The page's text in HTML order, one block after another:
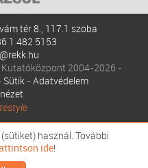
tér 8., 117.1 szoba
1 482 5153
2004-2026 -
Sütik- Adatvédelem
használ. További
ide!